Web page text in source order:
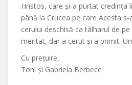
Hristos, care și-a purtat credința
până la Crucea pe care Acesta
cerului deschisă ca tâlharul de
meritat, dar a cerut și a primit.
Cu prețuire,
Toni și Gabriela Berbece